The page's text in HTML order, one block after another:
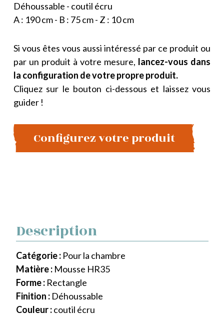
Déhoussable - coutil écru
A : 190 cm - B : 75 cm - Z : 10 cm
Si vous êtes vous aussi intéressé par ce produit ou
par un produit à votre mesure, lancez-vous dans
la configuration de votre propre produit.
Cliquez sur le bouton ci-dessous et laissez vous
guider !
Configurez votre produit
Description
Catégorie : Pour la chambre
Matière : Mousse HR35
Forme : Rectangle
Finition : Déhoussable
Couleur :coutil écru